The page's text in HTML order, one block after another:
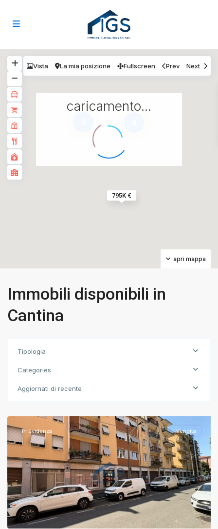
795K €
caricamento...
apri mappa
Vista La mia posizione Fullscreen Prev Next
Immobili disponibili in
Cantina
Tipologia
Categories
Aggiornati di recente
In Evidenza Vendita